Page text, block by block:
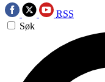
RSS
Søk